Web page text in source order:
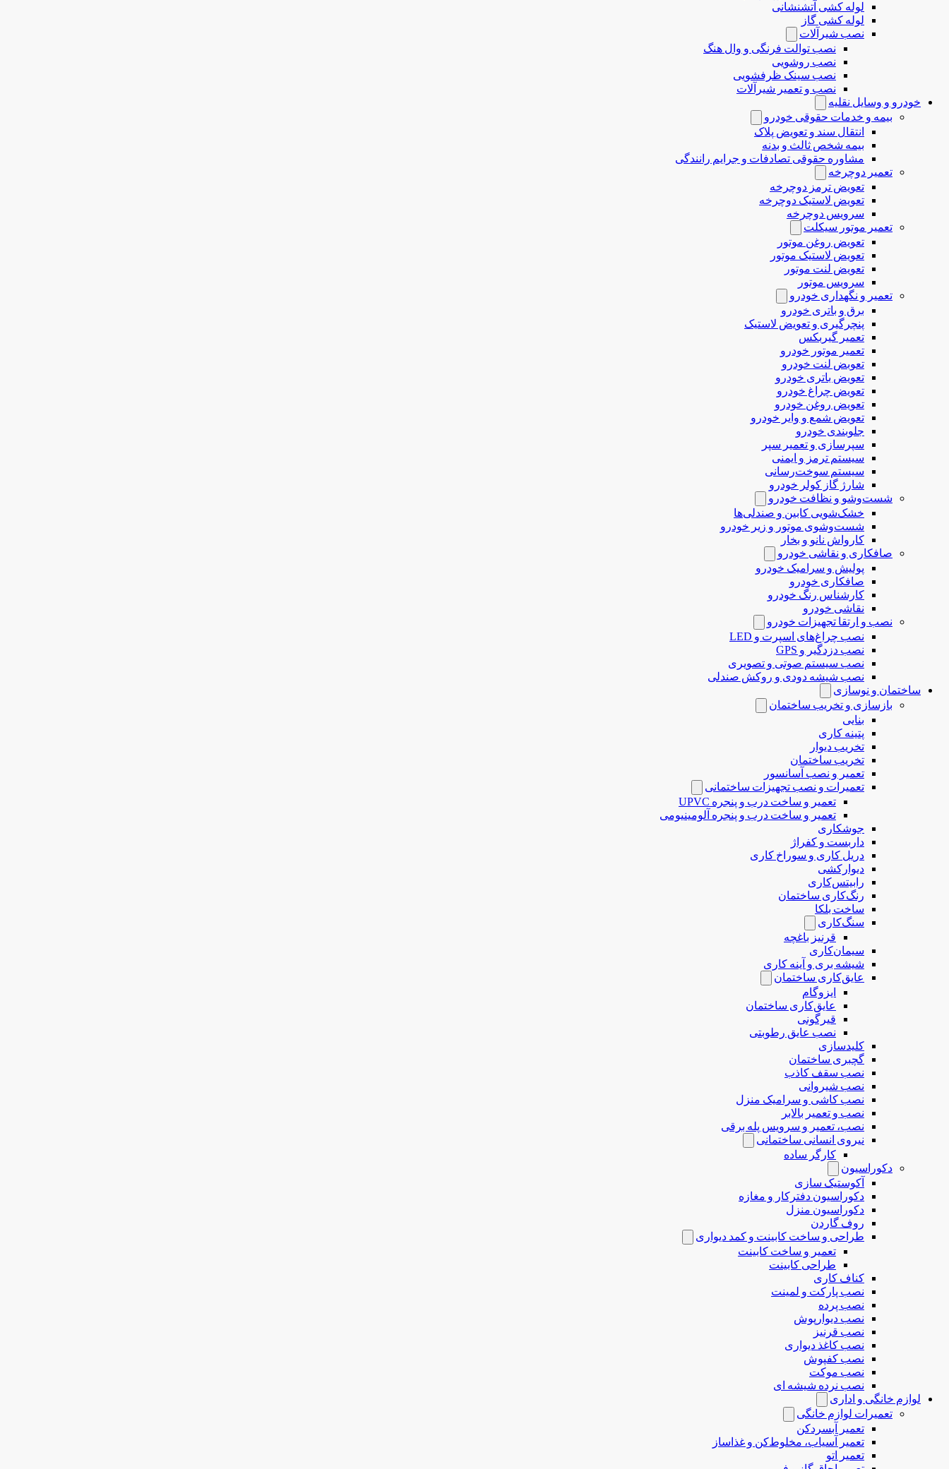
لوله کشی آتشنشانی
لوله کشی گاز
نصب شیرآلات
نصب توالت فرنگی و وال هنگ
نصب روشویی
نصب سینک ظرفشویی
نصب و تعمیر شیرآلات
خودرو و وسایل نقلیه
بیمه و خدمات حقوقی خودرو
انتقال سند و تعویض پلاک
بیمه شخص ثالث و بدنه
مشاوره حقوقی تصادفات و جرایم رانندگی
تعمیر دوچرخه
تعویض ترمز دوچرخه
تعویض لاستیک دوچرخه
سرویس دوچرخه
تعمیر موتور سیکلت
تعویض روغن موتور
تعویض لاستیک موتور
تعویض لنت موتور
سرویس موتور
تعمیر و نگهداری خودرو
برق و باتری خودرو
پنچرگیری و تعویض لاستیک
تعمیر گیربکس
تعمیر موتور خودرو
تعوبض لنت خودرو
تعویض باتری خودرو
تعویض چراغ خودرو
تعویض روغن خودرو
تعویض شمع و وایر خودرو
جلوبندی خودرو
سپرسازی و تعمیر سپر
سیستم ترمز و ایمنی
سیستم سوخت‌رسانی
شارژ گاز کولر خودرو
شست‌وشو و نظافت خودرو
خشک‌شویی کابین و صندلی‌ها
شست‌وشوی موتور و زیر خودرو
کارواش نانو و بخار
صافکاری و نقاشی خودرو
پولیش و سرامیک خودرو
صافکاری خودرو
کارشناس رنگ خودرو
نقاشی خودرو
نصب و ارتقا تجهیزات خودرو
نصب چراغ‌های اسپرت و LED
نصب دزدگیر و GPS
نصب سیستم صوتی و تصویری
نصب شیشه دودی و روکش صندلی
ساختمان و نوسازی
بازسازی و تخریب ساختمان
بنایی
پتینه کاری
تخریب دیوار
تخریب ساختمان
تعمیر و نصب آسانسور
تعمیرات و نصب تجهیزات ساختمانی
تعمیر و ساخت درب و پنجره UPVC
تعمیر و ساخت درب و پنجره آلومینیومی
جوشکاری
داربست و کفراژ
دریل کاری و سوراخ کاری
دیوارکشی
رابیتس‌کاری
رنگ‌کاری ساختمان
ساخت بلکا
سنگ‌کاری
قرنیز باغچه
سیمان‌کاری
شیشه بری و آینه کاری
عایق‌کاری ساختمان
ایزوگام
عایق‌کاری ساختمان
قیرگونی
نصب عایق رطوبتی
کلیدسازی
گچبری ساختمان
نصب سقف کاذب
نصب شیروانی
نصب کاشی و سرامیک منزل
نصب و تعمیر بالابر
نصب، تعمیر و سرویس پله برقی
نیروی انسانی ساختمانی
کارگر ساده
دکوراسیون
آکوستیک سازی
دکوراسیون دفترکار و مغازه
دکوراسیون منزل
روف گاردن
طراحی و ساخت کابینت و کمد دیواری
تعمیر و ساخت کابینت
طراحی کابینت
کناف کاری
نصب پارکت و لمینت
نصب پرده
نصب دیوارپوش
نصب قرنیز
نصب کاغذ دیواری
نصب کفپوش
نصب موکت
نصب نرده شیشه ای
لوازم خانگی و اداری
تعمیرات لوازم خانگی
تعمیر آبسردکن
تعمیر آسیاب، مخلوط‌کن و غذاساز
تعمیر اتو